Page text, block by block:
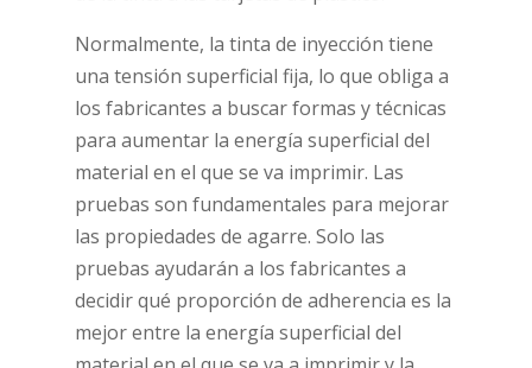
Normalmente, la tinta de inyección tiene
una tensión superficial fija, lo que obliga a
los fabricantes a buscar formas y técnicas
para aumentar la energía superficial del
material en el que se va imprimir. Las
pruebas son fundamentales para mejorar
las propiedades de agarre. Solo las
pruebas ayudarán a los fabricantes a
decidir qué proporción de adherencia es la
mejor entre la energía superficial del